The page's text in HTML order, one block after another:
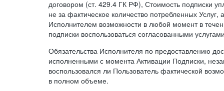
договором (ст. 429.4 ГК РФ), Стоимость подписки
не за фактическое количество потребленных Услуг,
Исполнителем возможности в любой момент в
подписки воспользоваться согласованными
Обязательства Исполнителя по предоставлению
исполненными с момента Активации Подписки,
воспользовался ли Пользователь фактической
в полном объеме.